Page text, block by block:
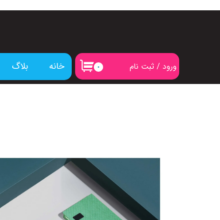
۰ ورود / ثبت نام
حساب کاربری من
خانه بلاگ